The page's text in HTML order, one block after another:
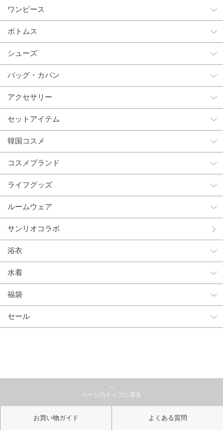
ワンピース
ボトムス
シューズ
バッグ・カバン
アクセサリー
セットアイテム
韓国コスメ
コスメブランド
ライフグッズ
ルームウェア
サンリオコラボ
浴衣
水着
福袋
セール
ページのトップに戻る
お買い物ガイド よくある質問